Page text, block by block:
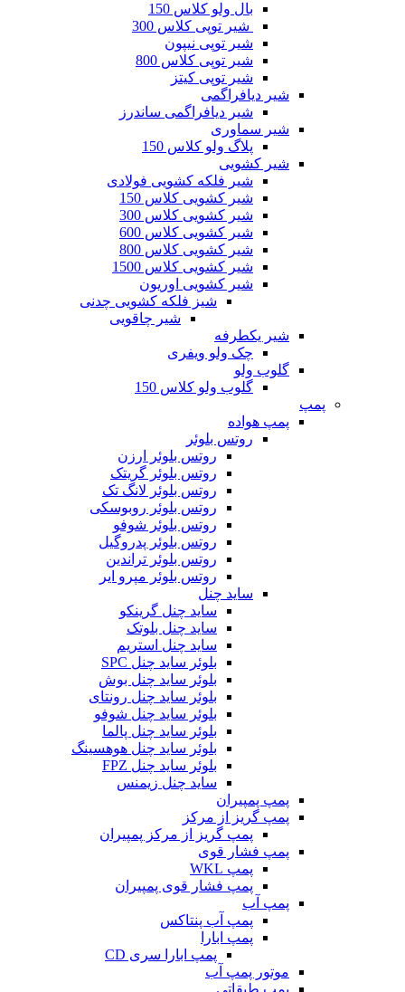
بال ولو کلاس 150
شیر توپی کلاس 300
شیر توپی نیپون
شیر توپی کلاس 800
شیر توپی کیتز
شیر دیافراگمی
شیر دیافراگمی ساندرز
شیر سماوری
پلاگ ولو کلاس 150
شیر کشویی
شیر فلکه کشویی فولادی
شیر کشویی کلاس 150
شیر کشویی کلاس 300
شیر کشویی کلاس 600
شیر کشویی کلاس 800
شیر کشویی کلاس 1500
شیر کشویی اوریون
شیز فلکه کشویی چدنی
شیر چاقویی
شیر یکطرفه
چک ولو ویفری
گلوب ولو
گلوب ولو کلاس 150
پمپ
پمپ هواده
روتس بلوئر
روتس بلوئر ارزن
روتس بلوئر گریتک
روتس بلوئر لانگ تک
روتس بلوئر روبوسکی
روتس بلوئر شوفو
روتس بلوئر پدروگیل
روتس بلوئر تراندین
روتس بلوئر مپرو ایر
ساید چنل
ساید چنل گرینکو
ساید چنل بلوتک
ساید چنل استریم
بلوئر ساید چنل SPC
بلوئر ساید چنل بوش
بلوئر ساید چنل رونتای
بلوئر ساید چنل شوفو
بلوئر ساید چنل پالما
بلوئر ساید چنل هوهسینگ
بلوئر ساید چنل FPZ
ساید چنل زیمنس
پمپ پمپیران
پمپ گریز از مرکز
پمپ گریز از مرکز پمپیران
پمپ فشار قوی
پمپ WKL
پمپ فشار قوی پمپیران
پمپ آب
پمپ آب پنتاکس
پمپ ابارا
پمپ ابارا سری CD
موتور پمپ آب
پمپ طبقاتی